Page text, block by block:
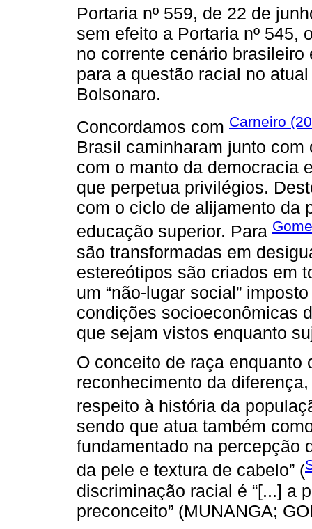
Portaria nº 559, de 22 de
sem efeito a Portaria nº 545,
no corrente cenário
para a questão racial no
Bolsonaro.
Concordamos com Carneiro
Brasil caminharam junto
com o manto da democracia
que perpetua privilégios.
com o ciclo de alijamento da
educação superior. Para
são transformadas em
estereótipos são criados em
um “não-lugar social”
condições socioeconômicas
que sejam vistos enquanto
O conceito de raça
reconhecimento da
respeito à história da
sendo que atua também
fundamentado na percepção
da pele e textura de cabelo” (
discriminação racial é “[...] a
preconceito” (MUNANGA;